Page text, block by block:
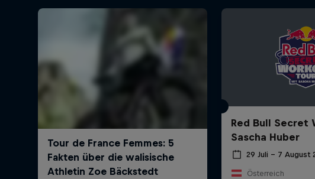
Red Bull Secret
Sascha Huber
29 Juli – 7 August
Österreich